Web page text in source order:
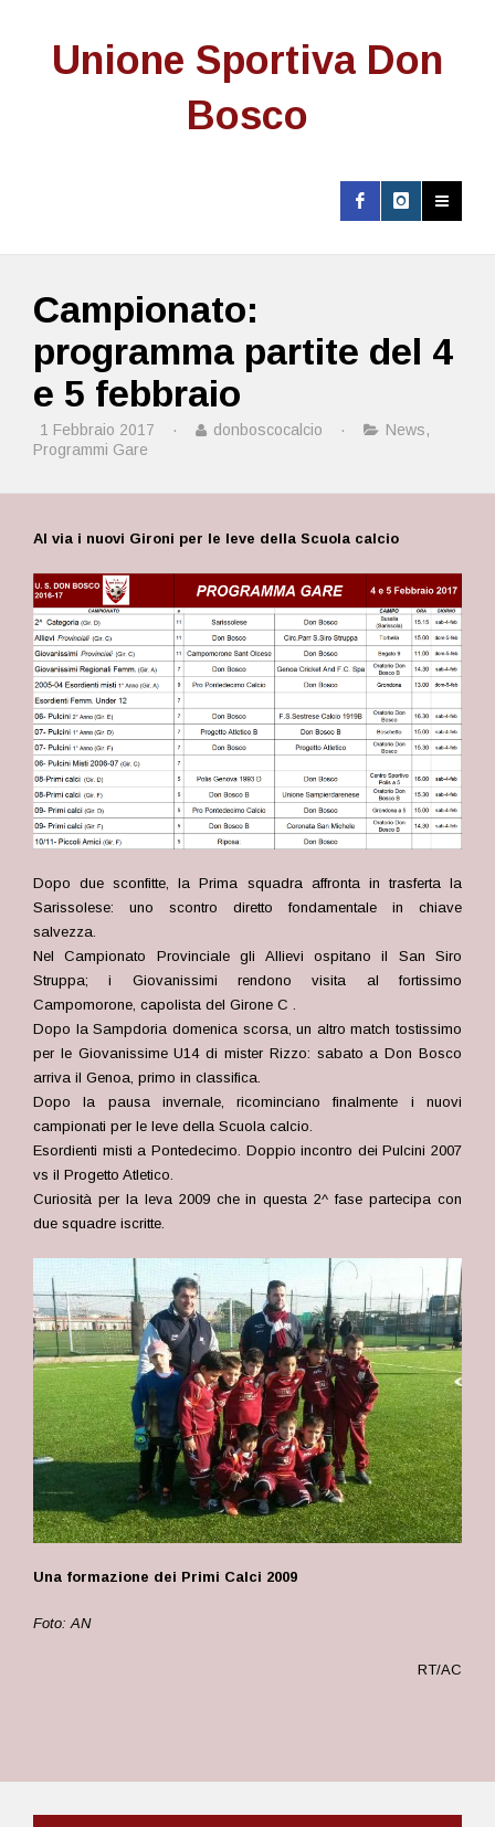
Unione Sportiva Don
Bosco
Campionato:
programma partite del 4
e 5 febbraio
1 Febbraio 2017 · donboscocalcio · News,
Programmi Gare
Al via i nuovi Gironi per le leve della Scuola calcio
Dopo due sconfitte, la Prima squadra affronta in trasferta la
Sarissolese: uno scontro diretto fondamentale in chiave
salvezza.
Nel Campionato Provinciale gli Allievi ospitano il San Siro
Struppa; i Giovanissimi rendono visita al fortissimo
Campomorone, capolista del Girone C .
Dopo la Sampdoria domenica scorsa, un altro match tostissimo
per le Giovanissime U14 di mister Rizzo: sabato a Don Bosco
arriva il Genoa, primo in classifica.
Dopo la pausa invernale, ricominciano finalmente i nuovi
campionati per le leve della Scuola calcio.
Esordienti misti a Pontedecimo. Doppio incontro dei Pulcini 2007
vs il Progetto Atletico.
Curiosità per la leva 2009 che in questa 2^ fase partecipa con
due squadre iscritte.
Una formazione dei Primi Calci 2009
Foto: AN
RT/AC